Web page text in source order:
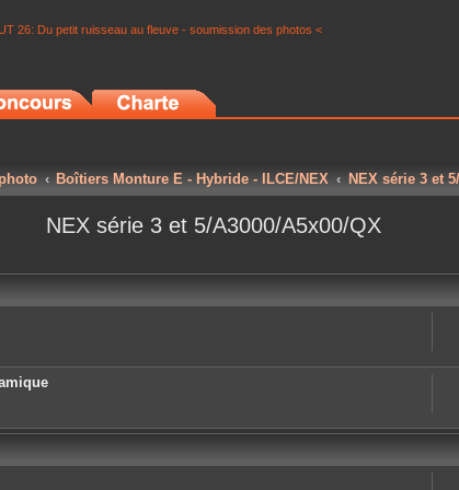
26: Du petit ruisseau au fleuve - soumission des photos <
Boîtiers Monture E - Hybride - ILCE/NEX NEX série 3 et
NEX série 3 et 5/A3000/A5x00/QX